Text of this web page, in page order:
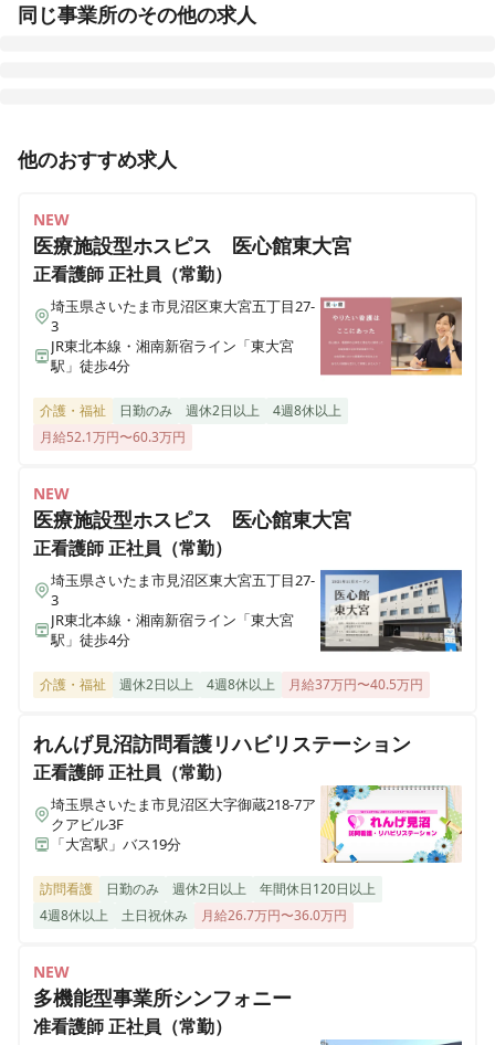
平あじさい公園
東京都小平市仲町293-5
千葉県船橋市旭町1-25-15
ALSOK介護 サービス付き高齢者向け住宅 アミカの郷流
山おおたかの森
千葉県流山市おおたかの森西1-23-3
ALSOK介護 サービス付き高齢者向け住宅(有料老人ホー
ム） アミカの郷草加谷塚
埼玉県草加市谷塚町1943-1
ALSOK介護 さいたま訪問看護ステーション
埼玉県さいたま市大宮区三橋2-794-2
ALSOK介護 ショートステイ みんなの家・西東京
東京都西東京市芝久保町2-13-32
ALSOK介護 ショートステイ みんなの家・西尾久
東京都荒川区西尾久3-15-1
ALSOK介護 ショートステイ みんなの家・川越新河岸
埼玉県川越市砂870-4
ALSOK介護 ショートステイ みんなの家・大宮吉野町
ALSOK介護 デイサービスかたくりの里 みずほ台
埼玉県富士見市東みずほ台2-15-13
同じ事業所のその他の求人
正看護師 パート・アルバイト
有料老人ホームでのお仕事★利用者様の安全・安心を健
准看護師 正社員（常勤）
老人ホームでのお仕事★利用者様の安全・安心を健康面
でサポート！★看護師正社員募集！
正看護師 正社員（常勤）
【さいたま市見沼区】老人ホームでのお仕事★利用者様
集！
他のおすすめ求人
NEW
医療施設型ホスピス 医心館東大宮
正看護師正社員（常勤）
埼玉県さいたま市見沼区東大宮五丁目27-
3
JR東北本線・湘南新宿ライン「東大宮
駅」徒歩4分
介護・福祉 日勤のみ 週休2日以上
4週8休以上
月給52.1万円〜60.3万円
NEW
医療施設型ホスピス 医心館東大宮
正看護師正社員（常勤）
埼玉県さいたま市見沼区東大宮五丁目27-
3
JR東北本線・湘南新宿ライン「東大宮
駅」徒歩4分
介護・福祉 週休2日以上 4週8休以上 月給37万円〜40.5万円
れんげ見沼訪問看護リハビリステーション
正看護師正社員（常勤）
埼玉県さいたま市見沼区大字御蔵218-7ア
クアビル3F
「大宮駅」バス19分
訪問看護 日勤のみ 週休2日以上
年間休日120日以上
4週8休以上
土日祝休み 月給26.7万円〜36.0万円
NEW
多機能型事業所シンフォニー
准看護師正社員（常勤）